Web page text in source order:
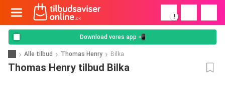
!
Download vores app 📲
Alle tilbud Thomas Henry Bilka
Thomas Henry tilbud Bilka